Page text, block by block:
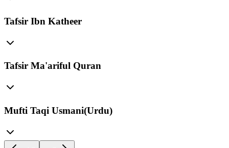
Tafsir Ibn Katheer
Tafsir Ma'ariful Quran
Mufti Taqi Usmani(Urdu)